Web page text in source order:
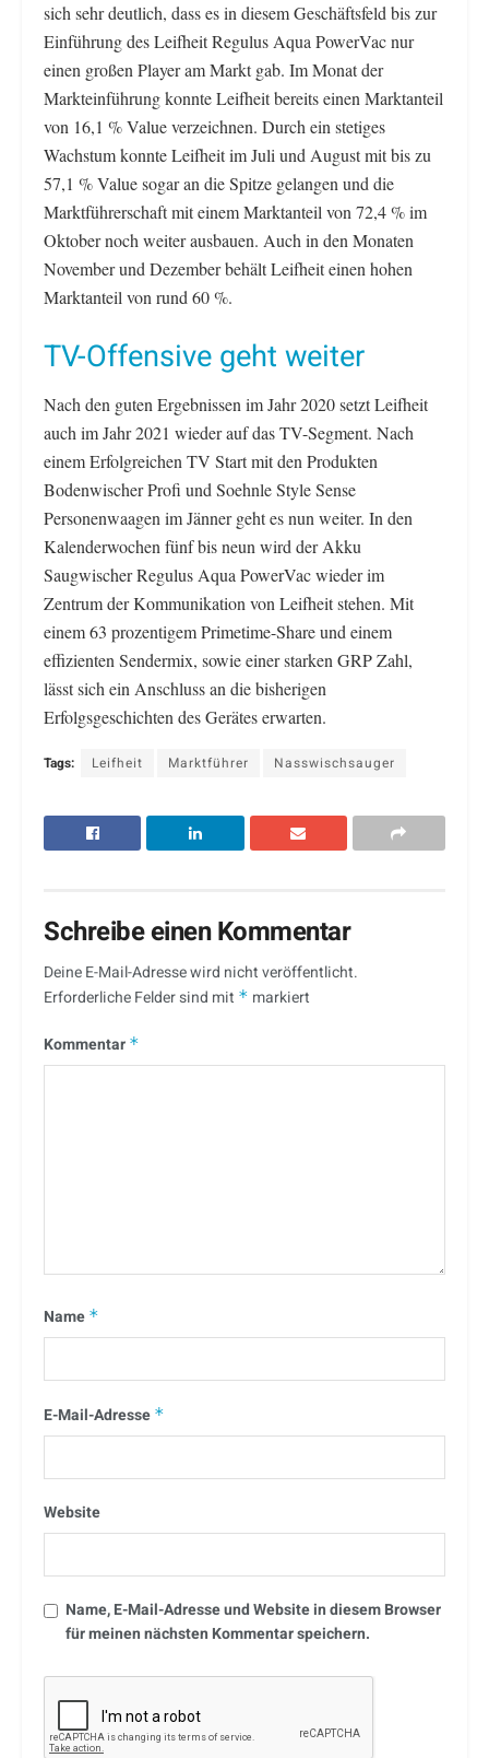
sich sehr deutlich, dass es in diesem Geschäftsfeld bis zur
Einführung des Leifheit Regulus Aqua PowerVac nur
einen großen Player am Markt gab. Im Monat der
Markteinführung konnte Leifheit bereits einen Marktanteil
von 16,1 % Value verzeichnen. Durch ein stetiges
Wachstum konnte Leifheit im Juli und August mit bis zu
57,1 % Value sogar an die Spitze gelangen und die
Marktführerschaft mit einem Marktanteil von 72,4 % im
Oktober noch weiter ausbauen. Auch in den Monaten
November und Dezember behält Leifheit einen hohen
Marktanteil von rund 60 %.
TV-Offensive geht weiter
Nach den guten Ergebnissen im Jahr 2020 setzt Leifheit
auch im Jahr 2021 wieder auf das TV-Segment. Nach
einem Erfolgreichen TV Start mit den Produkten
Bodenwischer Profi und Soehnle Style Sense
Personenwaagen im Jänner geht es nun weiter. In den
Kalenderwochen fünf bis neun wird der Akku
Saugwischer Regulus Aqua PowerVac wieder im
Zentrum der Kommunikation von Leifheit stehen. Mit
einem 63 prozentigem Primetime-Share und einem
effizienten Sendermix, sowie einer starken GRP Zahl,
lässt sich ein Anschluss an die bisherigen
Erfolgsgeschichten des Gerätes erwarten.
Tags: Leifheit Marktführer Nasswischsauger
Schreibe einen Kommentar
Deine E-Mail-Adresse wird nicht veröffentlicht.
Erforderliche Felder sind mit * markiert
Kommentar *
Name *
E-Mail-Adresse *
Website
Name, E-Mail-Adresse und Website in diesem Browser
für meinen nächsten Kommentar speichern.